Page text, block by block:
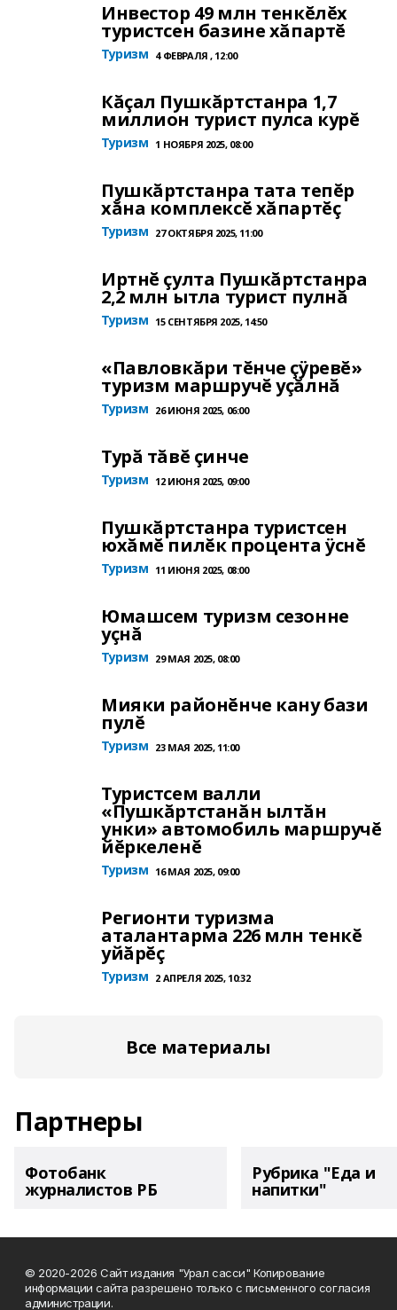
Инвестор 49 млн тенкĕлĕх
туристсен базине хăпартĕ
Туризм 4 ФЕВРАЛЯ , 12:00
Кăçал Пушкăртстанра 1,7
миллион турист пулса курĕ
Туризм 1 НОЯБРЯ 2025, 08:00
Пушкăртстанра тата тепĕр
хăна комплексĕ хăпартĕç
Туризм 27 ОКТЯБРЯ 2025, 11:00
Иртнĕ çулта Пушкăртстанра
2,2 млн ытла турист пулнă
Туризм 15 СЕНТЯБРЯ 2025, 14:50
«Павловкăри тĕнче çÿревĕ»
туризм маршручĕ уçăлнă
Туризм 26 ИЮНЯ 2025, 06:00
Турă тăвĕ çинче
Туризм 12 ИЮНЯ 2025, 09:00
Пушкăртстанра туристсен
юхăмĕ пилĕк процента ÿснĕ
Туризм 11 ИЮНЯ 2025, 08:00
Юмашсем туризм сезонне
уçнă
Туризм 29 МАЯ 2025, 08:00
Мияки районĕнче кану бази
пулĕ
Туризм 23 МАЯ 2025, 11:00
Туристсем валли
«Пушкăртстанăн ылтăн
унки» автомобиль маршручĕ
йĕркеленĕ
Туризм 16 МАЯ 2025, 09:00
Регионти туризма
аталантарма 226 млн тенкĕ
уйăрĕç
Туризм 2 АПРЕЛЯ 2025, 10:32
Все материалы
Партнеры
Фотобанк
журналистов РБ
Рубрика "Еда и
напитки"
© 2020-2026 Сайт издания "Урал сасси" Копирование
информации сайта разрешено только с письменного согласия
администрации.